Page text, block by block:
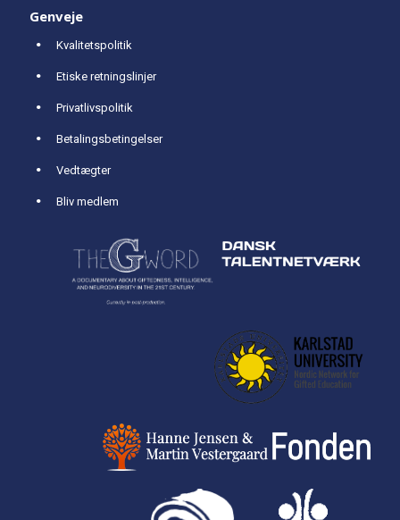
Genveje
Kvalitetspolitik
Etiske retningslinjer
Privatlivspolitik
Betalingsbetingelser
Vedtægter
Bliv medlem